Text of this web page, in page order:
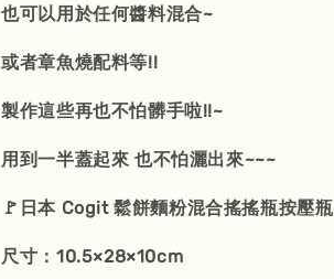
也可以用於任何醬料混合~
或者章魚燒配料等!!
製作這些再也不怕髒手啦!!~
用到一半蓋起來 也不怕灑出來~~~
🚩日本 Cogit 鬆餅麵粉混合搖搖瓶按壓瓶
尺寸：10.5×28×10cm